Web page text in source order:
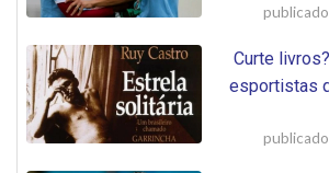
publicado
Curte
esportistas
publicado